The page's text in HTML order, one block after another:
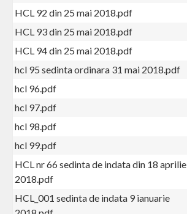
HCL 92 din 25 mai 2018.pdf
HCL 93 din 25 mai 2018.pdf
HCL 94 din 25 mai 2018.pdf
hcl 95 sedinta ordinara 31 mai 2018.pdf
hcl 96.pdf
hcl 97.pdf
hcl 98.pdf
hcl 99.pdf
HCL nr 66 sedinta de indata din 18 aprilie
2018.pdf
HCL_001 sedinta de indata 9 ianuarie